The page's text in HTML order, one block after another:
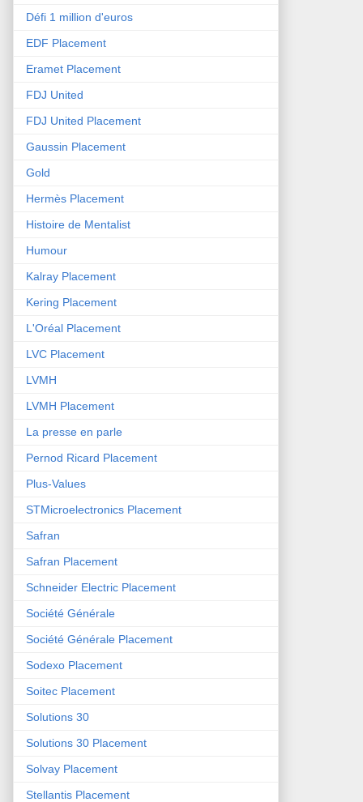
Défi 1 million d'euros
EDF Placement
Eramet Placement
FDJ United
FDJ United Placement
Gaussin Placement
Gold
Hermès Placement
Histoire de Mentalist
Humour
Kalray Placement
Kering Placement
L'Oréal Placement
LVC Placement
LVMH
LVMH Placement
La presse en parle
Pernod Ricard Placement
Plus-Values
STMicroelectronics Placement
Safran
Safran Placement
Schneider Electric Placement
Société Générale
Société Générale Placement
Sodexo Placement
Soitec Placement
Solutions 30
Solutions 30 Placement
Solvay Placement
Stellantis Placement